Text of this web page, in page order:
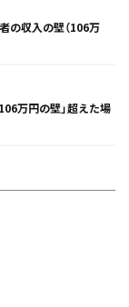
の収入の壁（106万
万円の壁」超えた場